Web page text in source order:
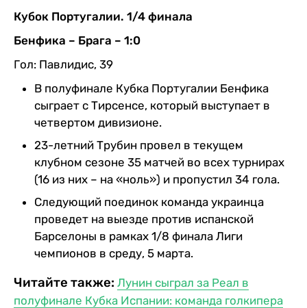
Кубок Португалии. 1/4 финала
Бенфика – Брага – 1:0
Гол: Павлидис, 39
В полуфинале Кубка Португалии Бенфика
сыграет с Тирсенсе, который выступает в
четвертом дивизионе.
23-летний Трубин провел в текущем
клубном сезоне 35 матчей во всех турнирах
(16 из них – на «ноль») и пропустил 34 гола.
Следующий поединок команда украинца
проведет на выезде против испанской
Барселоны в рамках 1/8 финала Лиги
чемпионов в среду, 5 марта.
Читайте также: Лунин сыграл за Реал в
полуфинале Кубка Испании: команда голкипера